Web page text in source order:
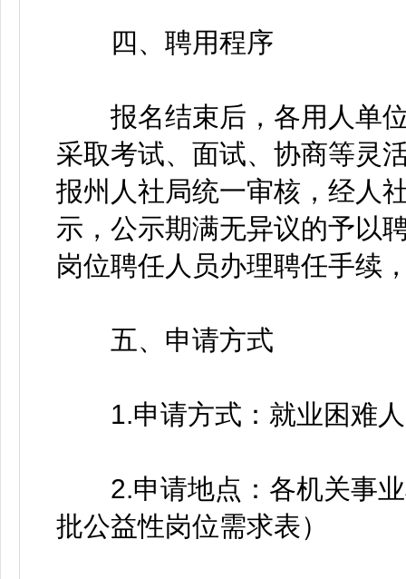
四、聘用程序
报名结束后，各用人单位
采取考试、面试、协商等灵
报州人社局统一审核，经人
示，公示期满无异议的予以
岗位聘任人员办理聘任手续
五、申请方式
1.申请方式：就业困难人
2.申请地点：各机关事业
批公益性岗位需求表）